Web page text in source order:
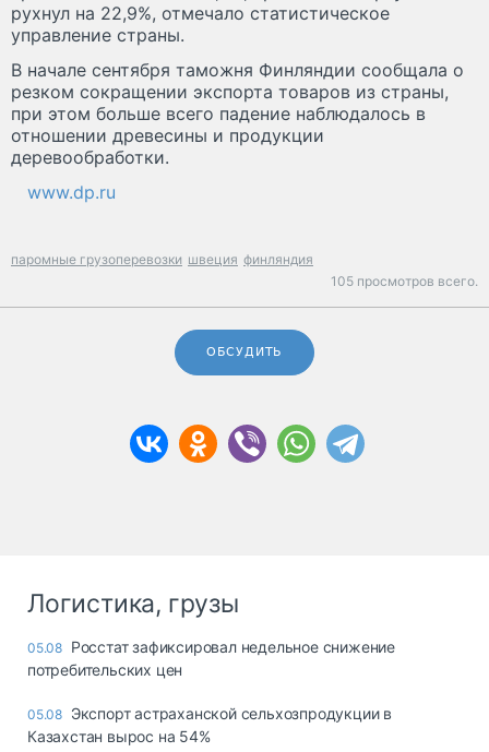
рухнул на 22,9%, отмечало статистическое
управление страны.
В начале сентября таможня Финляндии сообщала о
резком сокращении экспорта товаров из страны,
при этом больше всего падение наблюдалось в
отношении древесины и продукции
деревообработки.
www.dp.ru
паромные грузоперевозки швеция финляндия
105 просмотров всего.
ОБСУДИТЬ
Логистика, грузы
05.08 Росстат зафиксировал недельное снижение
потребительских цен
05.08 Экспорт астраханской сельхозпродукции в
Казахстан вырос на 54%